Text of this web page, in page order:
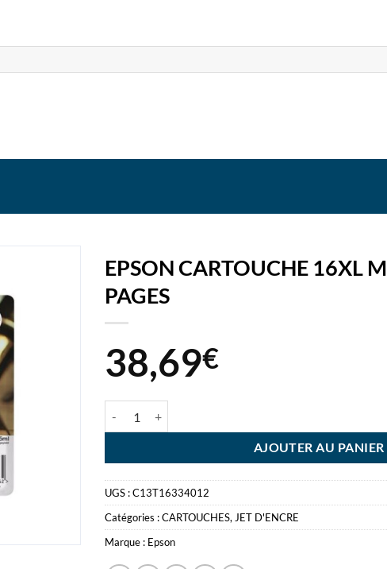
EPSON CARTOUCHE 16XL
PAGES
38,69€
AJOUTER AU PANIER
UGS :C13T16334012
Catégories :CARTOUCHES, JET D'ENCRE
Marque : Epson